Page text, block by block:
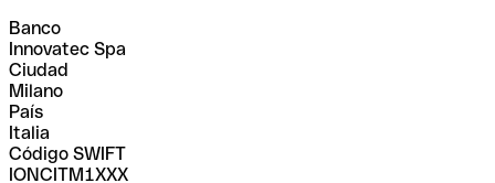
Banco
Innovatec Spa
Ciudad
Milano
País
Italia
Código SWIFT
IONCITM1XXX